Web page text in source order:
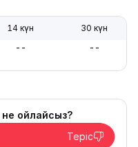
14 күн 30 күн
-- --
не ойлайсыз?
Теріс